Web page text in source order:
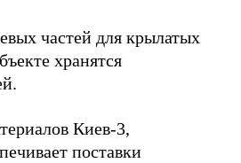
частей для крылатых
хранятся
Киев-3,
поставки